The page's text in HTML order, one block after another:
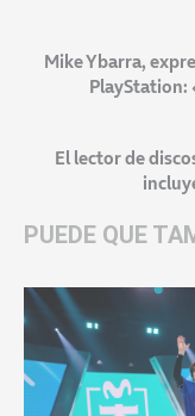
Mike Ybarra,
PlayStation:
El lector de
PUEDE QUE